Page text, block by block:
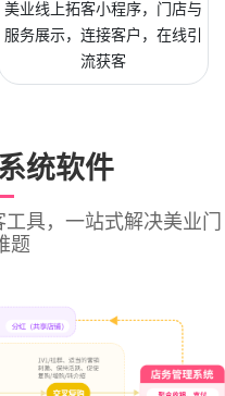
美业线上拓客小程序，门店与
服务展示，连接客户，在线引
流获客
统软件
具，一站式解决美业门
题